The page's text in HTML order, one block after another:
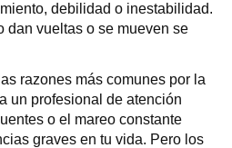
debilidad o inestabilidad.
dan vueltas o se mueven se
razones más comunes por la
un profesional de atención
o el mareo constante
graves en tu vida. Pero los